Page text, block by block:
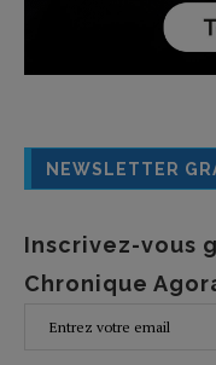
NEWSLETTER
Inscrivez-vous
Chronique